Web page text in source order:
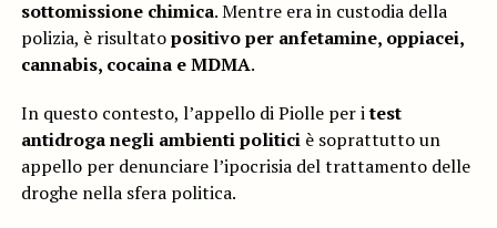
sottomissione chimica. Mentre era in custodia della
polizia, è risultatopositivo per anfetamine, oppiacei,
cannabis, cocaina e MDMA.
In questo contesto, l’appello di Piolle per itest
antidroga negli ambienti politiciè soprattutto un
appello per denunciare l’ipocrisia del trattamento delle
droghe nella sfera politica.